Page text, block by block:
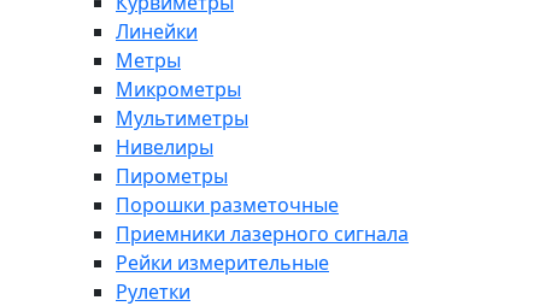
Линейки
Метры
Микрометры
Мультиметры
Нивелиры
Пирометры
Порошки разметочные
Приемники лазерного сигнала
Рейки измерительные
Рулетки